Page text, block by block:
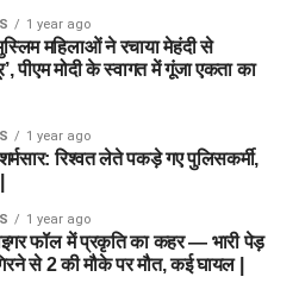
नियमों के आधार पर) 4 साल बाद
के लिए कई तरह के विशेष अवसर दिए
मंत्रालय (MHA) ने केंद्रीय सशस्त्र
BSF, CISF, CRPF और असम
के लिए 10% रिक्तियां आरक्षितकी हैं।
1 year ago
महिलाओं ने रचाया मेहंदी से
पीएम मोदी के स्वागत में गूंजा एकता का
1 year ago
रिश्वत लेते पकड़े गए पुलिसकर्मी,
1 year ago
फॉल में प्रकृति का कहर — भारी पेड़
से 2 की मौके पर मौत, कई घायल |